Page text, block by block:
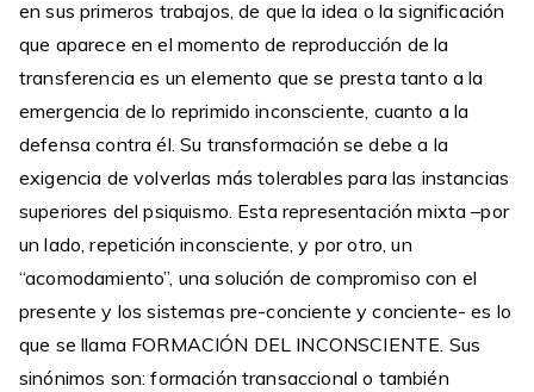
en sus primeros trabajos, de que la idea o la significación
que aparece en el momento de reproducción de la
transferencia es un elemento que se presta tanto a la
emergencia de lo reprimido inconsciente, cuanto a la
defensa contra él. Su transformación se debe a la
exigencia de volverlas más tolerables para las instancias
superiores del psiquismo. Esta representación mixta –por
un lado, repetición inconsciente, y por otro, un
“acomodamiento”, una solución de compromiso con el
presente y los sistemas pre-conciente y conciente- es lo
que se llama FORMACIÓN DEL INCONSCIENTE. Sus
sinónimos son: formación transaccional o también